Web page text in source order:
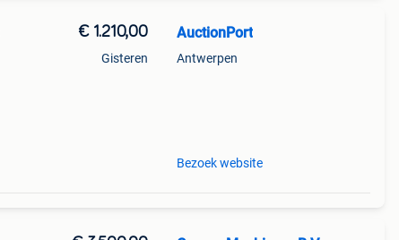
€ 1.210,00
Gisteren
AuctionPort
Antwerpen
Bezoek website